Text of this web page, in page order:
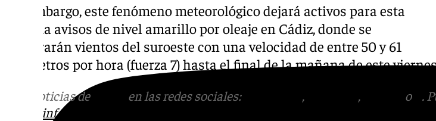
Sin embargo, este fenómeno meteorológico dejará activos para esta
jornada avisos de nivel amarillo por oleaje en Cádiz, donde se
registrarán vientos del suroeste con una velocidad de entre 50 y 61
kilómetros por hora (fuerza 7) hasta el final de la mañana de este
Más noticias de en las redes sociales: , , o
.
informativos@101tv.es